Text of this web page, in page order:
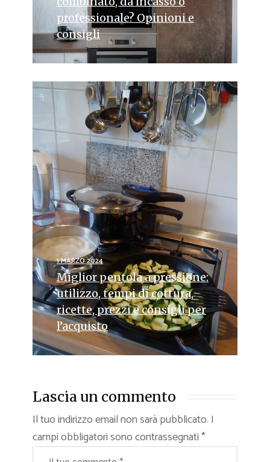
professionale? Opinioni e
consigli
1 MARZO 2024
Miglior pentola a pressione:
utilizzo, tempi di cottura,
ricette, prezzi e consigli per
l’acquisto
Lascia un commento
Il tuo indirizzo email non sarà pubblicato. I
campi obbligatori sono contrassegnati*